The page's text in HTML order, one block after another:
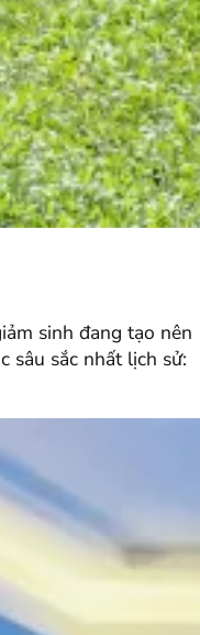
sinh đang tạo nên
sâu sắc nhất lịch sử: